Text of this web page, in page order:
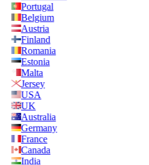
Portugal
Belgium
Austria
Finland
Romania
Estonia
Malta
Jersey
USA
UK
Australia
Germany
France
Canada
India